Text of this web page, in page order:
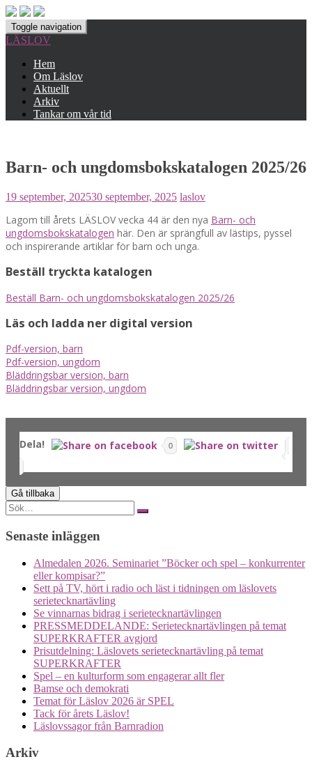
Toggle navigation
LÄSLOV
Hem
Om Läslov
Aktuellt
Arkiv
Tankar om vår tid
Barn- och ungdomsbokskatalogen 2025/26
19 september, 202530 september, 2025 laslov
Lagom till årets LÄSLOV vecka 44 är den nya Barn- och
ungdomsbokskatalogen här. Den är sprängfull av lästips, pyssel
och inspirerande artiklar för barn och unga.
Beställ tryckta katalogen
Beställ Barn- och ungdomsbokskatalogen 2025/26
Läs och ladda ner digital version
Pdf-version, barn
Pdf-version, ungdom
Bläddringsbar version, barn
Bläddringsbar version, ungdom
Dela! 0
Search
for:
Senaste inläggen
Almedalen 2026. Seminariet ”Böcker och spel – konkurrenter
eller kompisar?”
Sett på TV, hört i radio och läst i tidningen om läslovets
serietecknartävling
Se vinnarnas bidrag i serietecknartävlingen
PRESSMEDDELANDE: Serietecknartävlingen på temat
SUPERKRAFTER avgjord
Prisutdelning: Läslovets serietecknartävling på temat
SUPERKRAFTER
Spel – en kulturform som engagerar allt fler
Bamse och demokrati
Temat för Läslov 2026 är SPEL
Tack för årets Läslov!
Läslovssagor från Barnradion
Arkiv